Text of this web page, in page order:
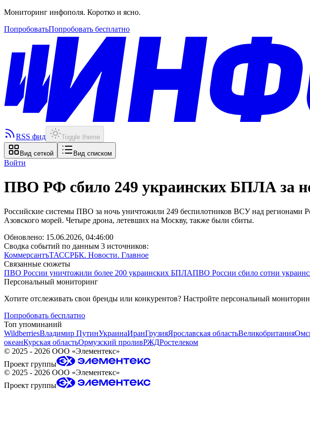
Мониторинг инфополя. Коротко и ясно.
ПопробоватьПопробовать бесплатно
RSS фид Toggle theme
Вид сеткой Вид списком
Войти
ПВО РФ сбило 249 украинских БПЛА за
Российские системы ПВО за ночь уничтожили 249 беспилотников ВСУ над регионами
Азовского морей. Четыре дрона, летевших на Москву, также были сбиты.
Обновлено: 15.06.2026, 04:46:00
Сводка событий по данным 3 источников:
КоммерсантъТАССРБК. Новости. Главное
Связанные сюжеты
ПВО России уничтожили более 200 украинских БПЛАПВО России сбило сотни
Персональный мониторинг
Хотите отслеживать свои бренды или конкурентов? Настройте персональный
Попробовать бесплатно
Топ упоминаний
WildberriesВладимир ПутинУкраинаИранГрузияЯрославская областьВеликобритания
океанКурская областьОрмузский проливРЖДРостелеком
© 2025 - 2026 ООО «Элементекс»
Проект группы
© 2025 - 2026 ООО «Элементекс»
Проект группы